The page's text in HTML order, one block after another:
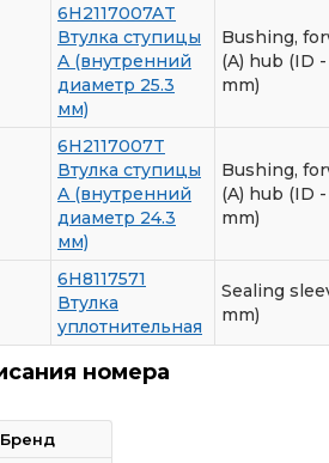
6H2117007AT
Втулка ступицы
A (внутренний
диаметр 25.3
мм)
Bushing,
(A) hub (ID -
mm)
6H2117007T
Втулка ступицы
A (внутренний
диаметр 24.3
мм)
Bushing,
(A) hub (ID
mm)
6H8117571
Втулка
уплотнительная
Sealing
mm)
номера
Бренд